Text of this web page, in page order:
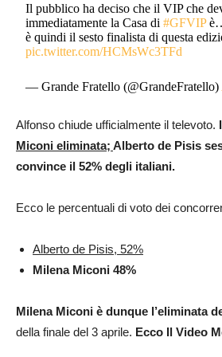
Il pubblico ha deciso che il VIP che
immediatamente la Casa di#GFVIP
è quindi il sesto finalista di questa
pic.twitter.com/HCMsWc3TFd
— Grande Fratello (@GrandeFratello)
Alfonso chiude ufficialmente il televoto.
Miconi eliminata; Alberto de Pisis
convince il 52% degli italiani.
Ecco le percentuali di voto dei
Alberto de Pisis, 52%
Milena Miconi 48%
Milena Miconi è dunque l’eliminata
della finale del 3 aprile. Ecco Il Video